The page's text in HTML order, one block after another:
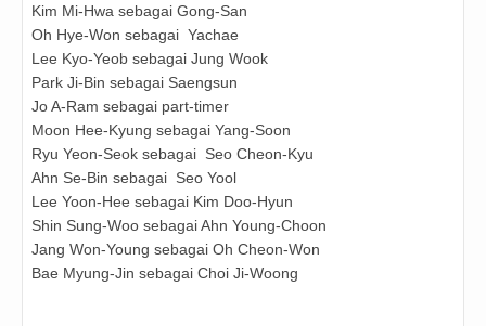
Kim Mi-Hwa sebagai Gong-San
Oh Hye-Won sebagai Yachae
Lee Kyo-Yeob sebagai Jung Wook
Park Ji-Bin sebagai Saengsun
Jo A-Ram sebagai part-timer
Moon Hee-Kyung sebagai Yang-Soon
Ryu Yeon-Seok sebagai Seo Cheon-Kyu
Ahn Se-Bin sebagai Seo Yool
Lee Yoon-Hee sebagai Kim Doo-Hyun
Shin Sung-Woo sebagai Ahn Young-Choon
Jang Won-Young sebagai Oh Cheon-Won
Bae Myung-Jin sebagai Choi Ji-Woong